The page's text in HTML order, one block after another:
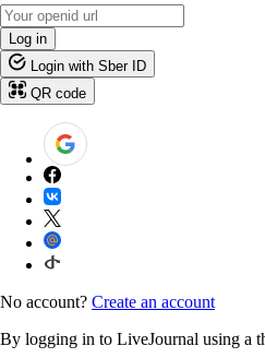
Log in
Login with Sber ID
QR code
No account? Create an account
By logging in to LiveJournal using a